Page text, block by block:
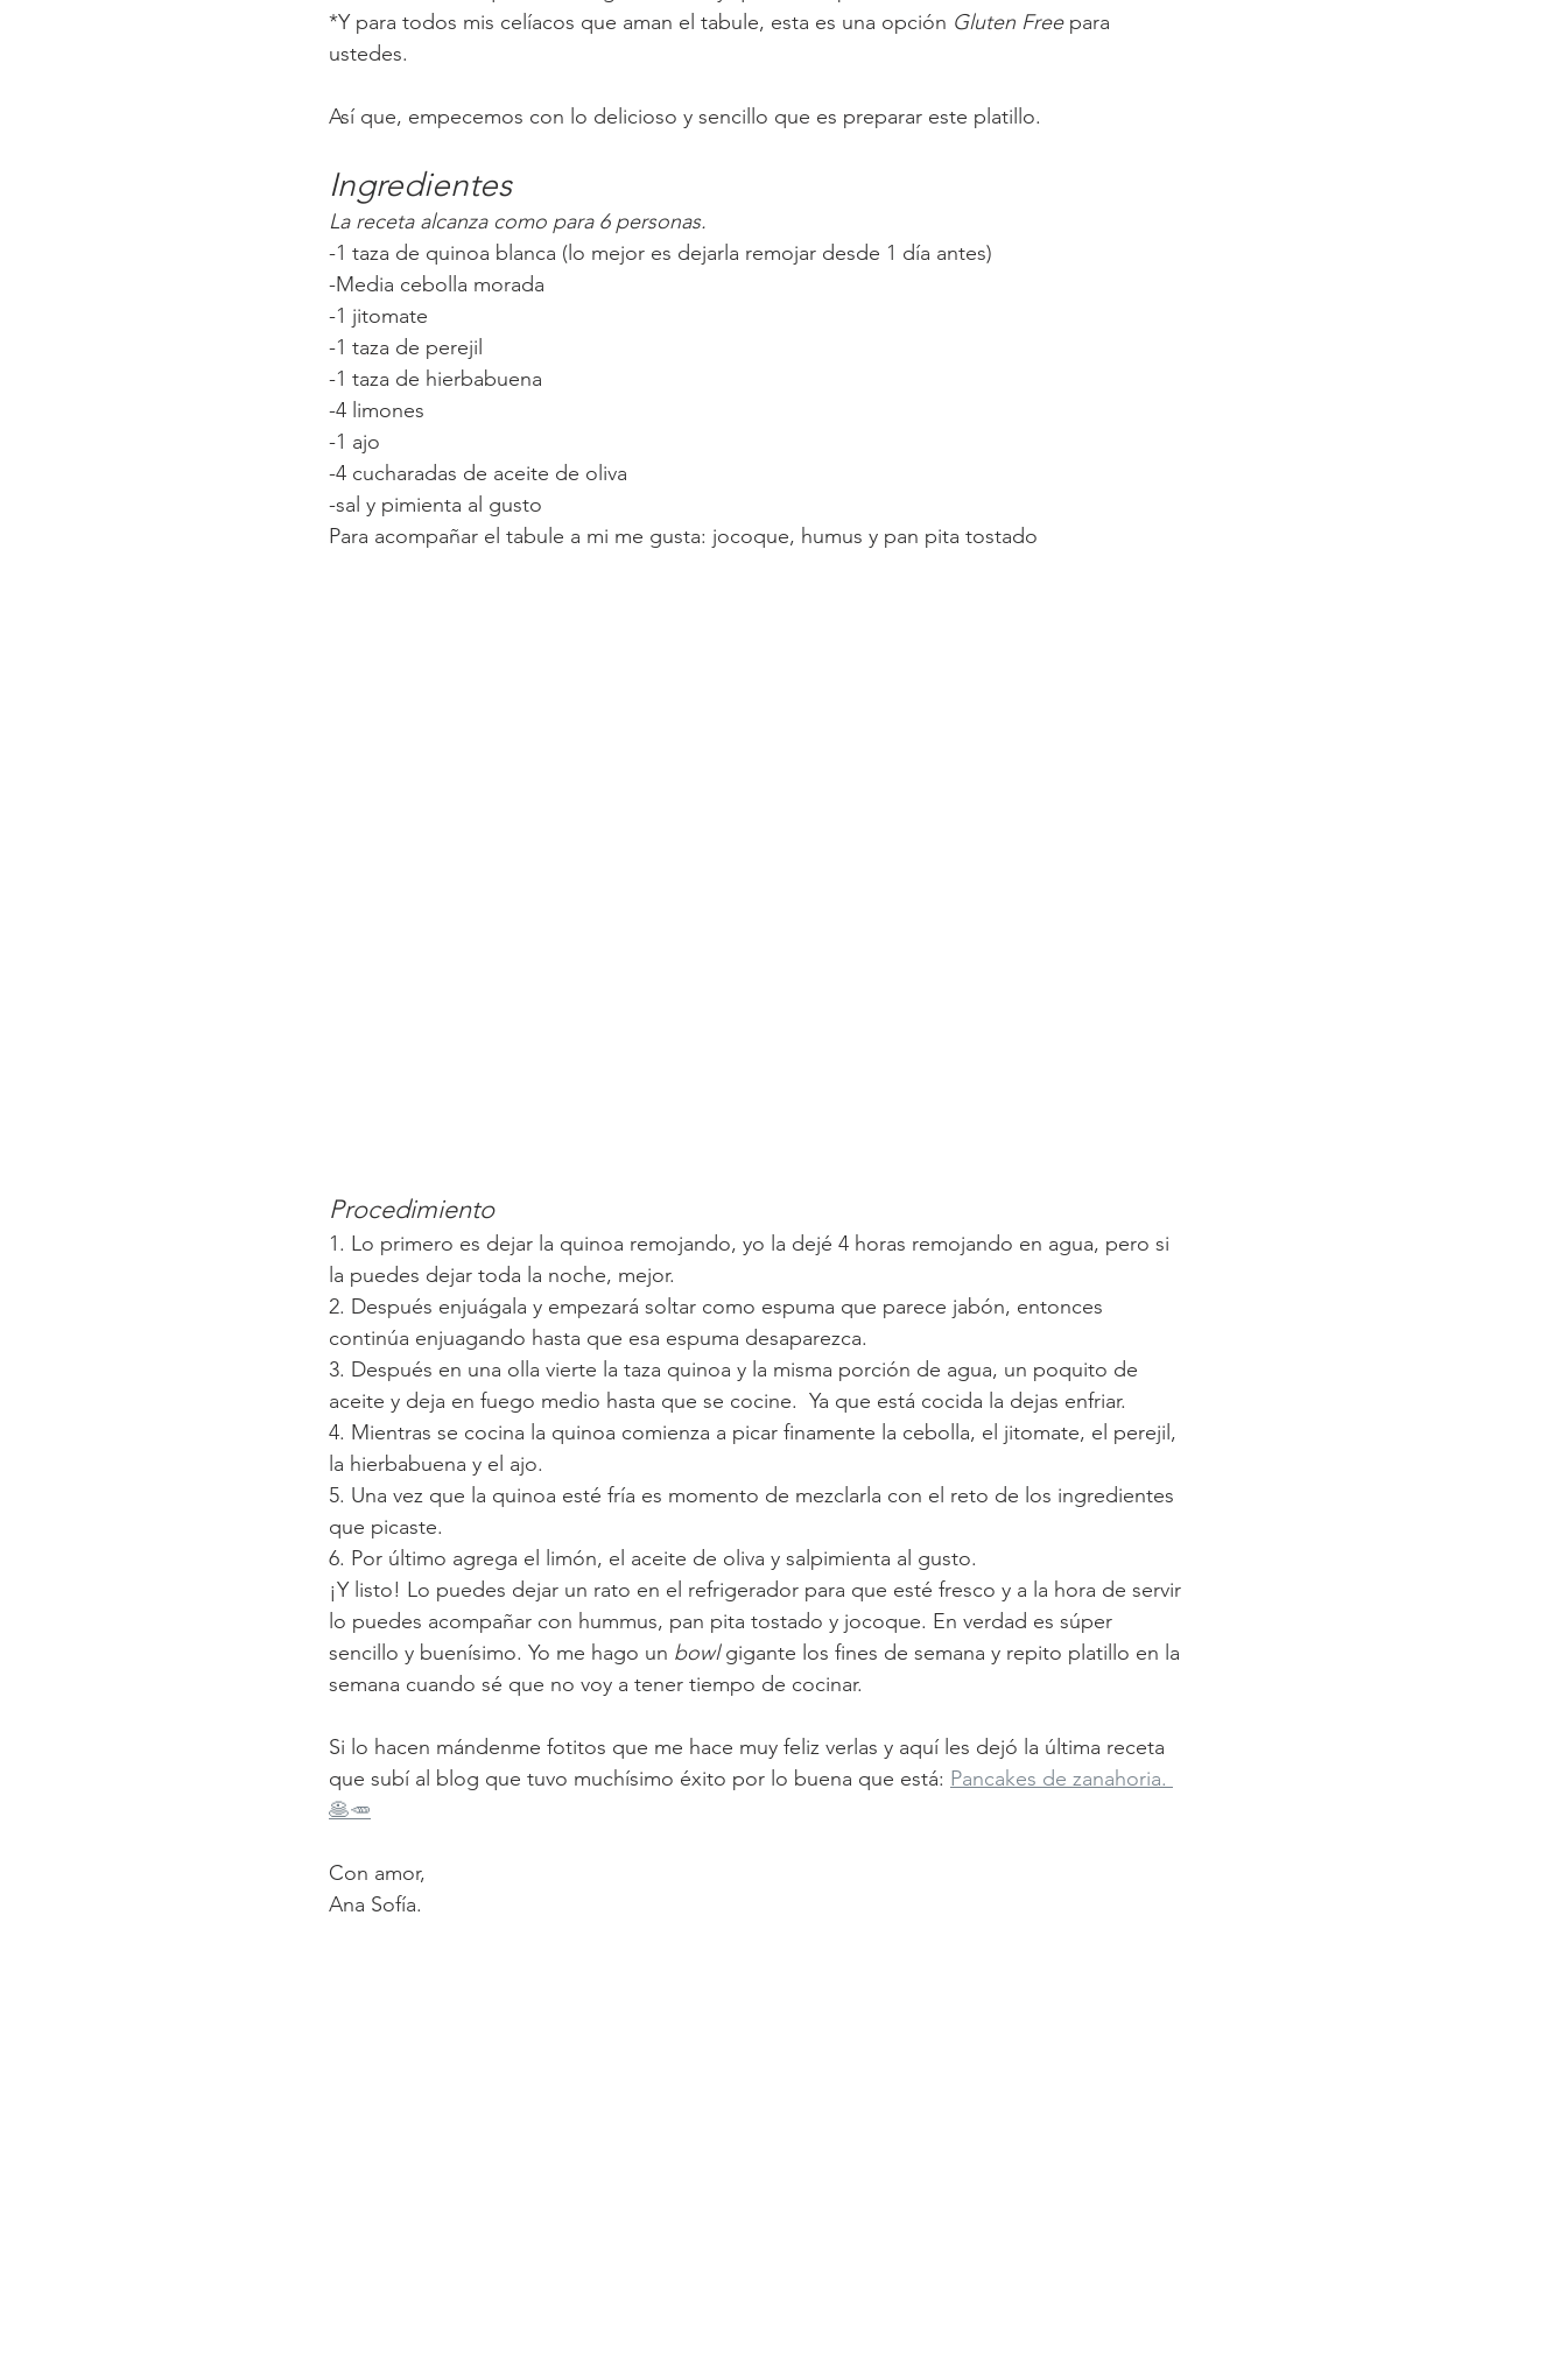
*Y para todos mis celíacos que aman el tabule, esta es una opción Gluten Free para
ustedes.
Así que, empecemos con lo delicioso y sencillo que es preparar este platillo.
Ingredientes
La receta alcanza como para 6 personas.
-1 taza de quinoa blanca (lo mejor es dejarla remojar desde 1 día antes)
-Media cebolla morada
-1 jitomate
-1 taza de perejil
-1 taza de hierbabuena
-4 limones
-1 ajo
-4 cucharadas de aceite de oliva
-sal y pimienta al gusto
Para acompañar el tabule a mi me gusta: jocoque, humus y pan pita tostado
Procedimiento
1. Lo primero es dejar la quinoa remojando, yo la dejé 4 horas remojando en agua, pero si
la puedes dejar toda la noche, mejor.
2. Después enjuágala y empezará soltar como espuma que parece jabón, entonces
continúa enjuagando hasta que esa espuma desaparezca.
3. Después en una olla vierte la taza quinoa y la misma porción de agua, un poquito de
aceite y deja en fuego medio hasta que se cocine.  Ya que está cocida la dejas enfriar.
4. Mientras se cocina la quinoa comienza a picar finamente la cebolla, el jitomate, el perejil,
la hierbabuena y el ajo.
5. Una vez que la quinoa esté fría es momento de mezclarla con el reto de los ingredientes
que picaste.
6. Por último agrega el limón, el aceite de oliva y salpimienta al gusto.
¡Y listo! Lo puedes dejar un rato en el refrigerador para que esté fresco y a la hora de servir
lo puedes acompañar con hummus, pan pita tostado y jocoque. En verdad es súper
sencillo y buenísimo. Yo me hago un bowl gigante los fines de semana y repito platillo en la
semana cuando sé que no voy a tener tiempo de cocinar.
Si lo hacen mándenme fotitos que me hace muy feliz verlas y aquí les dejó la última receta
que subí al blog que tuvo muchísimo éxito por lo buena que está: Pancakes de zanahoria.
🥞🥕
Con amor,
Ana Sofía.